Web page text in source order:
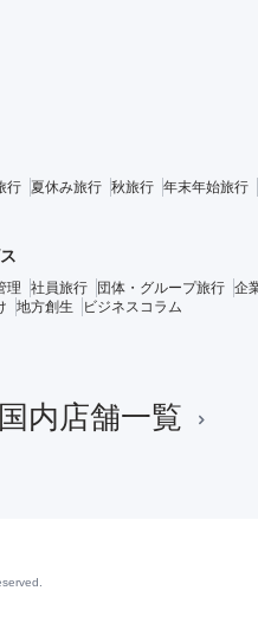
行 夏休み旅行 秋旅行 年末年始旅行
理 社員旅行 団体・グループ旅行 企
地方創生 ビジネスコラム
国内店舗一覧